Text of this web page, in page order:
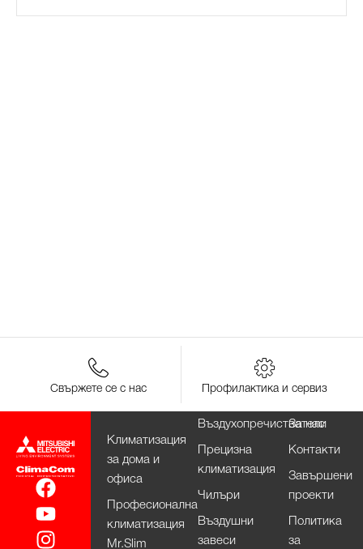
Свържете се с нас Профилактика и сервиз
Климатизация
за дома и
офиса
Професионална
климатизация
Mr.Slim
Въздухопречистватели
Прецизна
климатизация
Чилъри
Въздушни
завеси
За нас
Контакти
Завършени
проекти
Политика
за